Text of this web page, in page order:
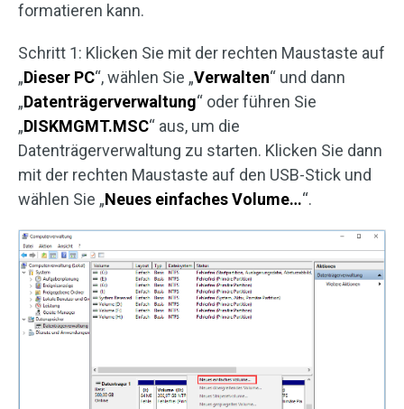
formatieren kann.
Schritt 1: Klicken Sie mit der rechten Maustaste auf
„Dieser PC“, wählen Sie „Verwalten“ und dann
„Datenträgerverwaltung“ oder führen Sie
„DISKMGMT.MSC“ aus, um die
Datenträgerverwaltung zu starten. Klicken Sie dann
mit der rechten Maustaste auf den USB-Stick und
wählen Sie „Neues einfaches Volume…“.